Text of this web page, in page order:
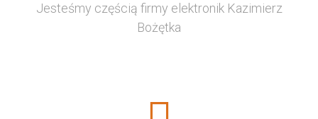
Jesteśmy częścią firmy elektronik Kazimierz
Bożętka